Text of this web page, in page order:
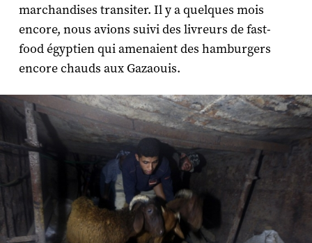
marchandises transiter. Il y a quelques mois
encore, nous avions suivi des livreurs de fast-
food égyptien qui amenaient des hamburgers
encore chauds aux Gazaouis.